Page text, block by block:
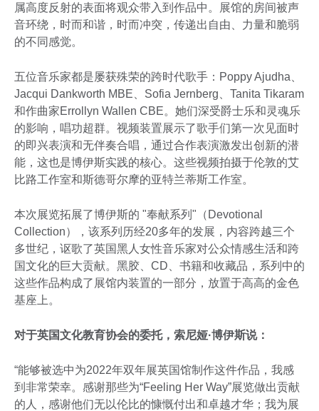
属高度反射的表面将观众带入到作品中。展馆的房间被声
音环绕，时而和谐，时而冲突，传递出自由、力量和脆弱
的不同感觉。
五位音乐家都是屡获殊荣的跨时代歌手：Poppy Ajudha、
Jacqui Dankworth MBE、Sofia Jernberg、Tanita Tikaram
和作曲家Errollyn Wallen CBE。她们深受爵士乐和灵魂乐
的影响，唱功超群。视频装置展示了歌手们第一次见面时
的即兴表演和无伴奏合唱，通过合作表演激发出创新的潜
能，这也是博伊斯实践的核心。这些视频拍摄于伦敦的艾
比路工作室和斯德哥尔摩的亚特兰蒂斯工作室。
本次展览拓展了博伊斯的 "奉献系列"（Devotional
Collection），该系列历经20多年的发展，内容跨越三个
多世纪，讴歌了英国黑人女性音乐家对公众情感生活和跨
国文化的巨大贡献。黑胶、CD、书籍和收藏品，系列中的
这些作品构成了展馆内装置的一部分，放置于高高的金色
基座上。
对于英国文化教育协会的委托，索尼娅·博伊斯说：
“能够被选中为2022年双年展英国馆制作这件作品，我感
到非常荣幸。感谢那些为“Feeling Her Way”展览做出贡献
的人，感谢他们无以伦比的慷慨付出和卓越才华；我为展